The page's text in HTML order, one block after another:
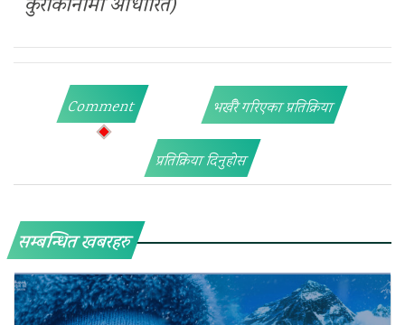
कुराकानीमा आधारित)
Comment भर्खरै गरिएका प्रतिक्रिया
प्रतिक्रिया दिनुहोस
सम्बन्धित खबरहरु